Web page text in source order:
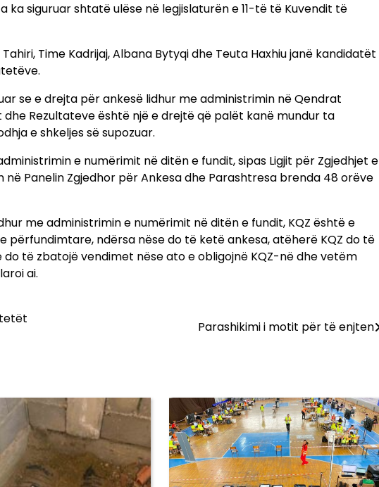
siguruar shtatë ulëse në legjislaturën e 11-të të Kuvendit të
Time Kadrijaj, Albana Bytyqi dhe Teuta Haxhiu janë kandidatët
se e drejta për ankesë lidhur me administrimin në Qendrat
Rezultateve është një e drejtë që palët kanë mundur ta
e shkeljes së supozuar.
e numërimit në ditën e fundit, sipas Ligjit për Zgjedhjet e
Panelin Zgjedhor për Ankesa dhe Parashtresa brenda 48 orëve
me administrimin e numërimit në ditën e fundit, KQZ është e
ndërsa nëse do të ketë ankesa, atëherë KQZ do të
të zbatojë vendimet nëse ato e obligojnë KQZ-në dhe vetëm
ai.
Parashikimi i motit për të enjten